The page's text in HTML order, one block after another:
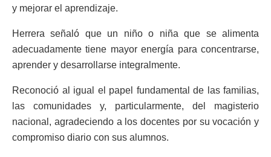
y mejorar el aprendizaje.
Herrera señaló que un niño o niña que se alimenta
adecuadamente tiene mayor energía para concentrarse,
aprender y desarrollarse integralmente.
Reconoció al igual el papel fundamental de las familias,
las comunidades y, particularmente, del magisterio
nacional, agradeciendo a los docentes por su vocación y
compromiso diario con sus alumnos.